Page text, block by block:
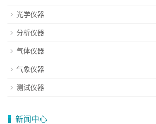
光学仪器
分析仪器
气体仪器
气象仪器
测试仪器
新闻中心